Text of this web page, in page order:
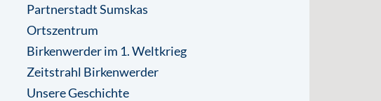
Partnerstadt Sumskas
Ortszentrum
Birkenwerder im 1. Weltkrieg
Zeitstrahl Birkenwerder
Unsere Geschichte